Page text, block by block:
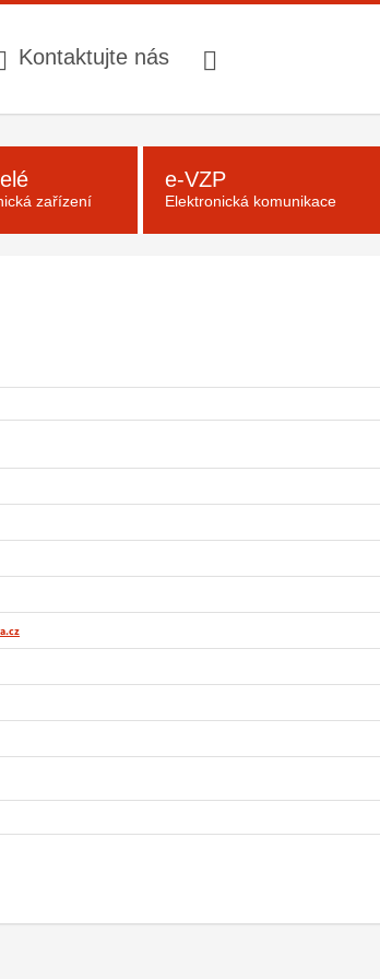
Kontaktujte nás
zařízení
e-VZP
Elektronická komunikace